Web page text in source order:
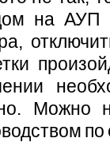
на
Можно
по